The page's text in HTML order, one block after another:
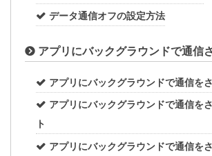
データ通信オフの設定方法
アプリにバックグラウンドで通信
アプリにバックグラウンドで通信を
アプリにバックグラウンドで通信を
ト
アプリにバックグラウンドで通信を